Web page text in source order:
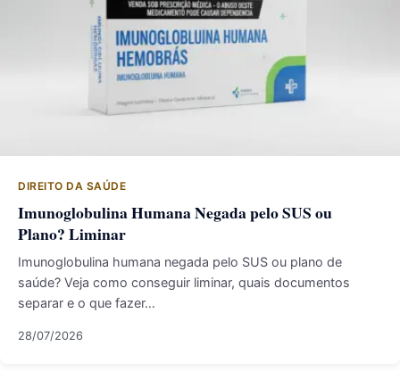
DIREITO DA SAÚDE
Imunoglobulina Humana Negada pelo SUS ou
Plano? Liminar
Imunoglobulina humana negada pelo SUS ou plano de
saúde? Veja como conseguir liminar, quais documentos
separar e o que fazer…
28/07/2026